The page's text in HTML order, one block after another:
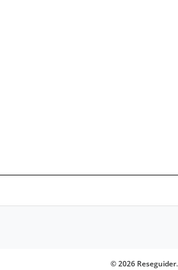
© 2026